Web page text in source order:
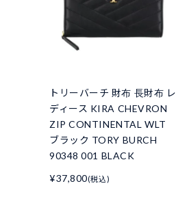
トリーバーチ 財布 長財布 レ
ディース KIRA CHEVRON
ZIP CONTINENTAL WLT
ブラック TORY BURCH
90348 001 BLACK
¥37,800(税込)